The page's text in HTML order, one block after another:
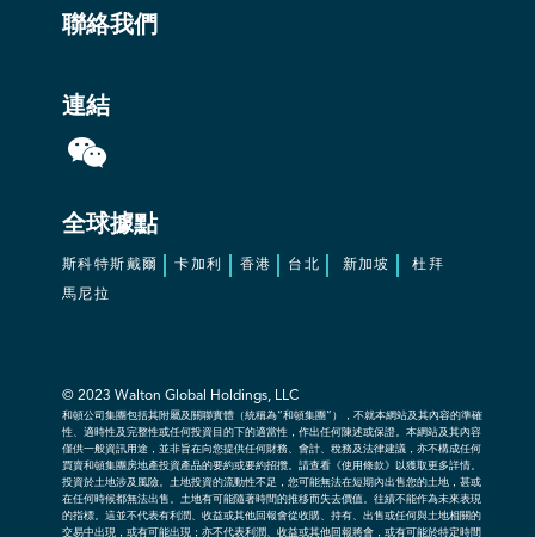
聯絡我們
連結
全球據點
斯科特斯戴爾 卡加利 香港 台北 新加坡 杜拜
馬尼拉
© 2023 Walton Global Holdings, LLC
和頓公司集團包括其附屬及關聯實體（統稱為“和頓集團”），不就本網站及其內容的準確
性、適時性及完整性或任何投資目的下的適當性，作出任何陳述或保證。本網站及其內容
僅供一般資訊用途，並非旨在向您提供任何財務、會計、稅務及法律建議，亦不構成任何
買賣和頓集團房地產投資產品的要約或要約招攬。請查看《使用條款》以獲取更多詳情。
投資於土地涉及風險。土地投資的流動性不足，您可能無法在短期內出售您的土地，甚或
在任何時候都無法出售。土地有可能隨著時間的推移而失去價值。往績不能作為未來表現
的指標。這並不代表有利潤、收益或其他回報會從收購、持有、出售或任何與土地相關的
交易中出現，或有可能出現；亦不代表利潤、收益或其他回報將會，或有可能於特定時間